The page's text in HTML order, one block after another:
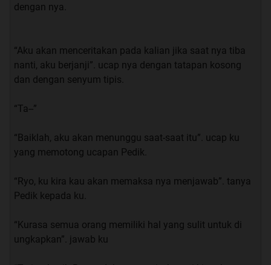
“yee.. kalo ini bukan masalah mau atau gak nya, yang
wajah mahasiswi pindahan itu.
“ yaudah terserah kamu aja lah man”. ucap ku sambil
Lalu pelajaran yang membosankan ini pun akhir nya
berakhir, aku pun segera membereskan buku-buku ke
teman ku. Sesampai nya di kantin kami bertiga pun
memesan makanan untuk makan siang, kami beluim
hadiri setelah makan siang.
dengan nya.
“Aku akan menceritakan pada kalian jika saat nya tiba
nanti, aku berjanji”. ucap nya dengan tatapan kosong
dan dengan senyum tipis.
“Ta--”
“Baiklah, aku akan menunggu saat-saat itu”. ucap ku
yang memotong ucapan Pedik.
“Ryo, ku kira kau akan memaksa nya menjawab”. tanya
Pedik kepada ku.
“Kurasa semua orang memiliki hal yang sulit untuk di
ungkapkan”. jawab ku